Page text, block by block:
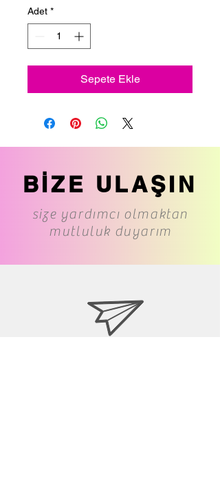
Adet *
Sepete Ekle
BİZE ULAŞIN
size yardımcı olmaktan
mutluluk duyarım